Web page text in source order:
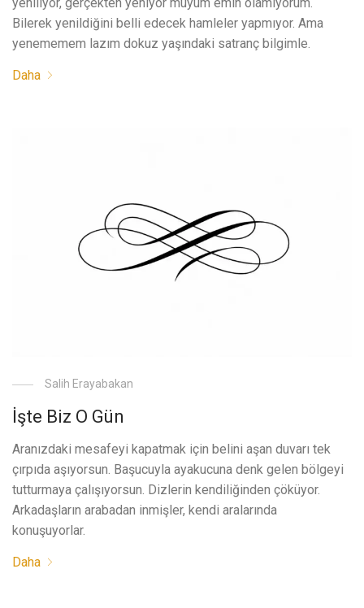
Bilerek yenildiğini belli edecek hamleler yapmıyor. Ama
yenememem lazım dokuz yaşındaki satranç bilgimle.
Daha
Salih Erayabakan
İşte Biz O Gün
Aranızdaki mesafeyi kapatmak için belini aşan duvarı tek
çırpıda aşıyorsun. Başucuyla ayakucuna denk gelen bölgeyi
tutturmaya çalışıyorsun. Dizlerin kendiliğinden çöküyor.
Arkadaşların arabadan inmişler, kendi aralarında
konuşuyorlar.
Daha